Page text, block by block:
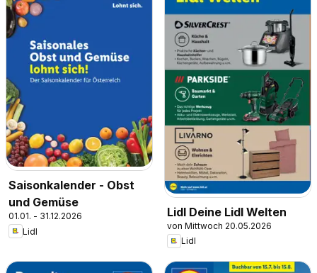
Saisonkalender - Obst
und Gemüse
01.01. - 31.12.2026
Lidl
Lidl Deine Lidl Welten
von Mittwoch 20.05.2026
Lidl